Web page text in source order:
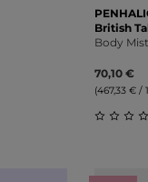
British
Body Mist
70,10 €
(467,33 € /